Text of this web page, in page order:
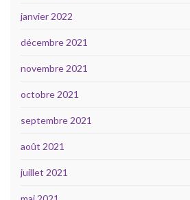
janvier 2022
décembre 2021
novembre 2021
octobre 2021
septembre 2021
août 2021
juillet 2021